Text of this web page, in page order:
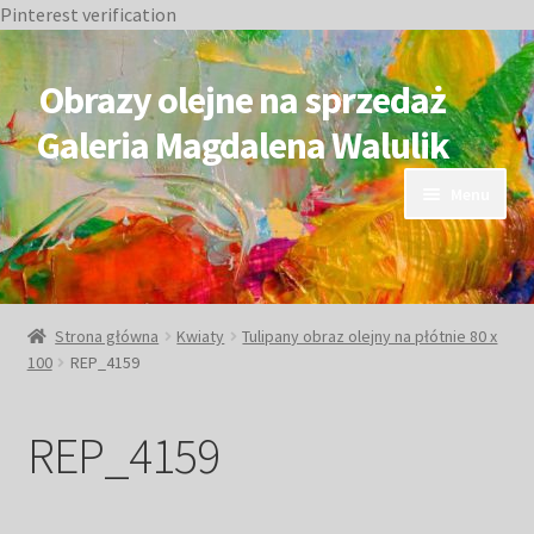
Pinterest verification
do
nawigacji
do
treści
Obrazy olejne na sprzedaż
Galeria Magdalena Walulik
OBRAZY DOSTĘPNE
Duże obrazy
Małe obrazy
Strona główna Kwiaty
Tulipany obraz olejny na płótnie 80 x
100
REP_4159
REP_4159